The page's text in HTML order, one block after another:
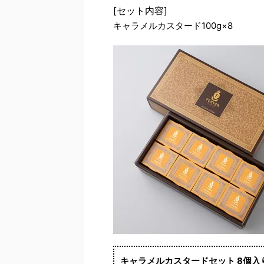
[セット内容]
キャラメルカスタード100g×8
キャラメルカスタードセット 8個入